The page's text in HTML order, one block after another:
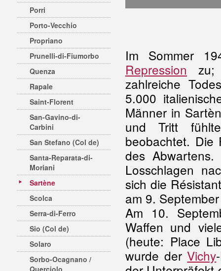
Porri
Porto-Vecchio
Propriano
Prunelli-di-Fiumorbo
Quenza
Rapale
Saint-Florent
San-Gavino-di-
Carbini
San Stefano (Col de)
Santa-Reparata-di-
Moriani
Sartène
Scolca
Serra-di-Ferro
Sio (Col de)
Solaro
Sorbo-Ocagnano /
Querciolo
Im Sommer
Repression
zahlreiche
5.000
Männer in
und Tritt
beobachtet. Die
des
Losschlagen
sich die
am 9.
Am 10.
Waffen und
(heute: Place
wurde derVichy